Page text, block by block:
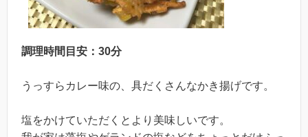
調理時間目安：30分
うっすらカレー味の、具だくさんなかき揚げです。
塩をかけていただくとより美味しいです。